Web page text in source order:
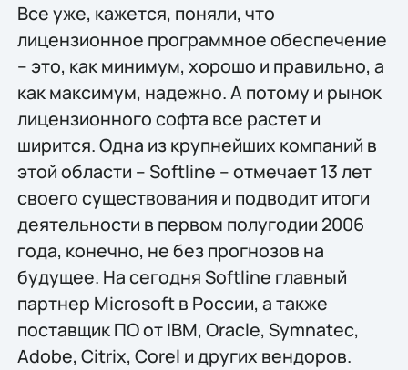
Все уже, кажется, поняли, что
лицензионное программное обеспечение
– это, как минимум, хорошо и правильно, а
как максимум, надежно. А потому и рынок
лицензионного софта все растет и
ширится. Одна из крупнейших компаний в
этой области – Softline – отмечает 13 лет
своего существования и подводит итоги
деятельности в первом полугодии 2006
года, конечно, не без прогнозов на
будущее. На сегодня Softline главный
партнер Microsoft в России, а также
поставщик ПО от IBM, Oracle, Symnatec,
Adobe, Citrix, Corel и других вендоров.